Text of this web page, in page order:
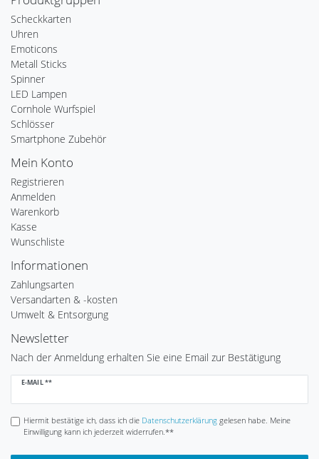
Scheckkarten
Uhren
Emoticons
Metall Sticks
Spinner
LED Lampen
Cornhole Wurfspiel
Schlösser
Smartphone Zubehör
Mein Konto
Registrieren
Anmelden
Warenkorb
Kasse
Wunschliste
Informationen
Zahlungsarten
Versandarten & -kosten
Umwelt & Entsorgung
Newsletter
Nach der Anmeldung erhalten Sie eine Email zur Bestätigung
E-MAIL **
Newsletter
Hiermit bestätige ich, dass ich die Daten­schutz­erklärunggelesen habe. Meine
Einwilligung kann ich jederzeit widerrufen.**